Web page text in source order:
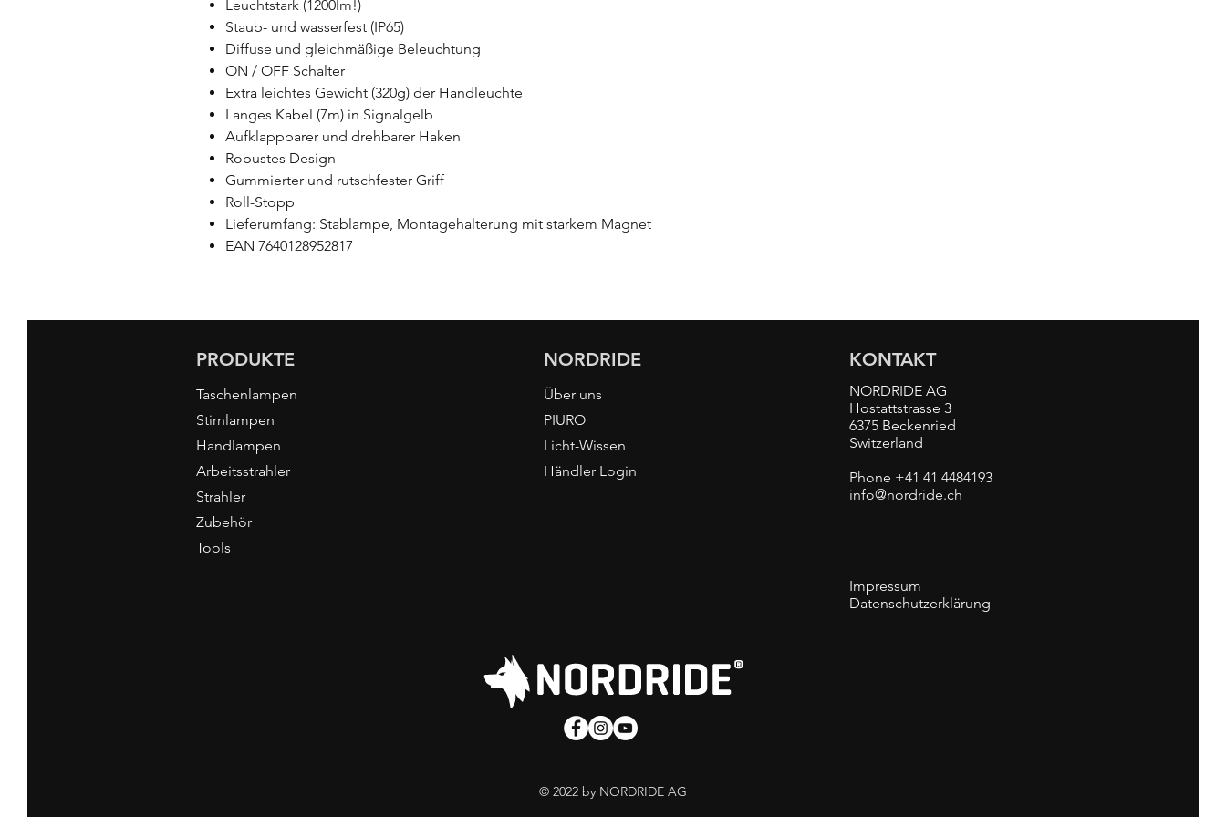
Leuchtstark (1200lm!)
Staub- und wasserfest (IP65)
Diffuse und gleichmäßige Beleuchtung
ON / OFF Schalter
Extra leichtes Gewicht (320g) der Handleuchte
Langes Kabel (7m) in Signalgelb
Aufklappbarer und drehbarer Haken
Robustes Design
Gummierter und rutschfester Griff
Roll-Stopp
Lieferumfang: Stablampe, Montagehalterung mit starkem Magnet
EAN 7640128952817
PRODUKTE
Taschenlampen
Stirnlampen
Handlampen
Arbeitsstrahler
Strahler
Zubehör
Tools
NORDRIDE
Über uns
PIURO
Licht-Wissen
Händler Login
KONTAKT
NORDRIDE AG
Hostattstrasse 3
6375 Beckenried
Switzerland
Phone +41 41 4484193
info@nordride.ch
Impressum
Datenschutzerklärung
© 2022 by NORDRIDE AG